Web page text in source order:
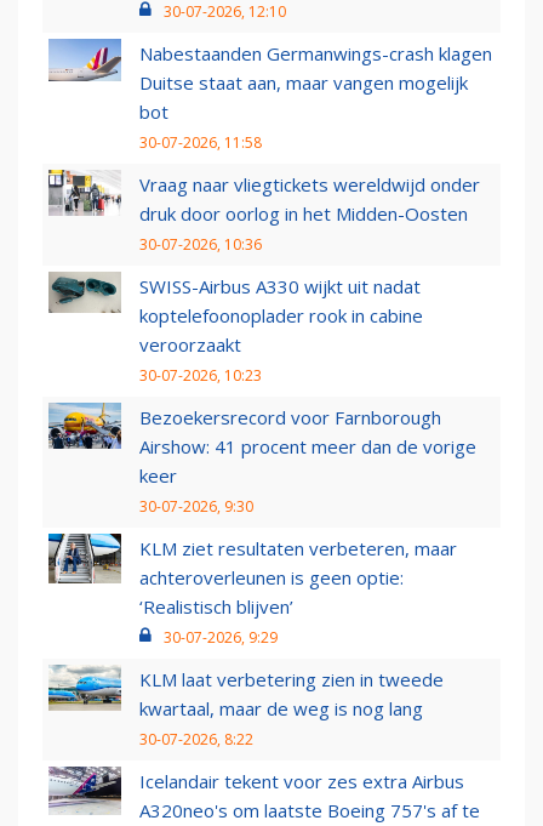
30-07-2026, 12:10
Nabestaanden Germanwings-crash klagen
Duitse staat aan, maar vangen mogelijk
bot
30-07-2026, 11:58
Vraag naar vliegtickets wereldwijd onder
druk door oorlog in het Midden-Oosten
30-07-2026, 10:36
SWISS-Airbus A330 wijkt uit nadat
koptelefoonoplader rook in cabine
veroorzaakt
30-07-2026, 10:23
Bezoekersrecord voor Farnborough
Airshow: 41 procent meer dan de vorige
keer
30-07-2026, 9:30
KLM ziet resultaten verbeteren, maar
achteroverleunen is geen optie:
‘Realistisch blijven’
30-07-2026, 9:29
KLM laat verbetering zien in tweede
kwartaal, maar de weg is nog lang
30-07-2026, 8:22
Icelandair tekent voor zes extra Airbus
A320neo's om laatste Boeing 757's af te